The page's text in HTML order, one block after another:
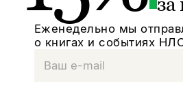
Еженедельно мы
о книгах и событиях